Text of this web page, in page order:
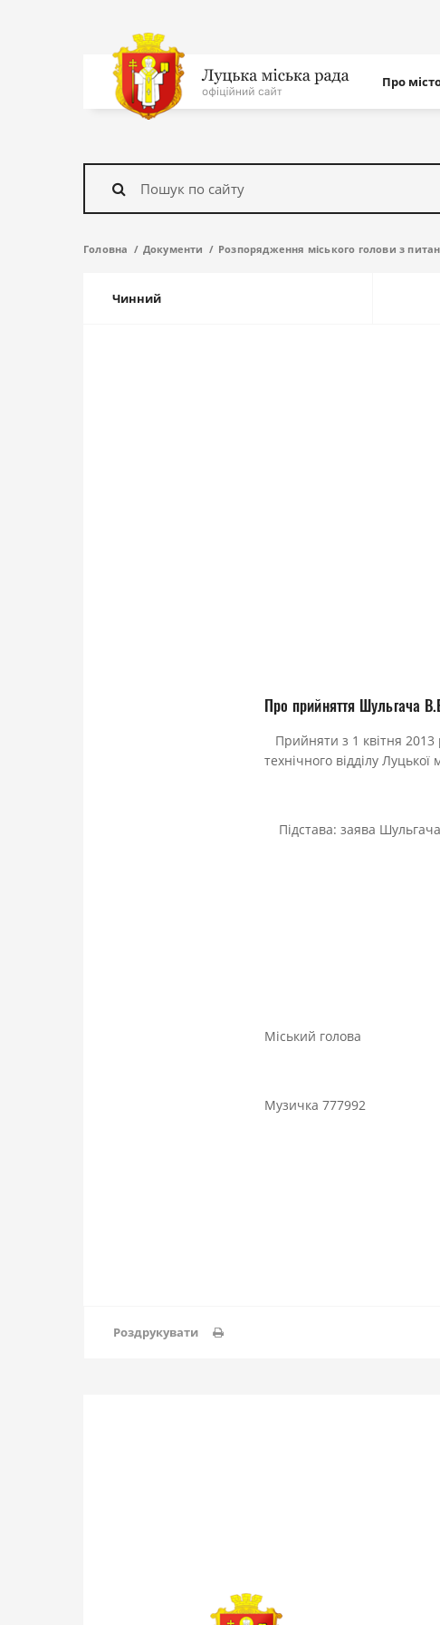
На
головну
сайту
Про
Знайти
Головна Документи Розпорядження міського голови з
Чинний
Про прийняття Шульгача
Прийняти з 1 квітня
технічного відділу
Підстава: заява
Міський
Музичка 777992
Роздрукувати